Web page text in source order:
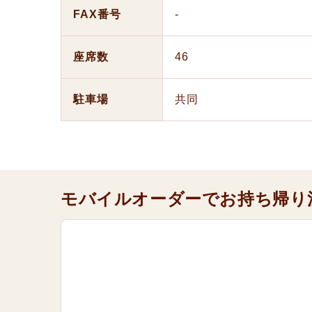
FAX番号 -
座席数 46
駐車場 共同
モバイルオーダーでお持ち帰り